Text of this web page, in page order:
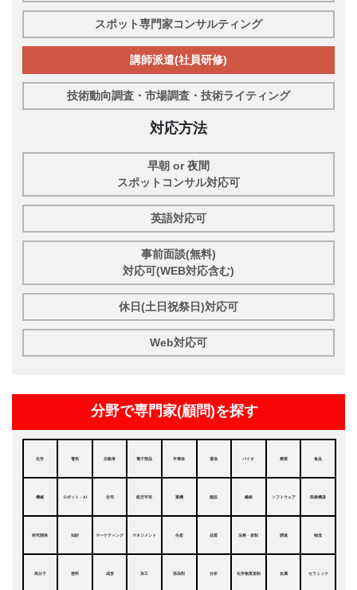
スポット専門家コンサルティング
講師派遣(社員研修)
技術動向調査・市場調査・技術ライティング
対応方法
早朝 or 夜間
スポットコンサル対応可
英語対応可
事前面談(無料)
対応可(WEB対応含む)
休日(土日祝祭日)対応可
Web対応可
分野で専門家(顧問)を探す
化学 電気 自動車 電子部品 半導体 通信 バイオ 農業 食品
機械 ロボット・AI 住宅 航空宇宙 重機 建設 繊維 ソフトウェア 医療機器
研究開発 知財 マーケティング マネジメント 生産 品質 法務・規制 調達 物流
高分子 塗料 成形 加工 添加剤 分析 化学物質規制 金属 セラミック